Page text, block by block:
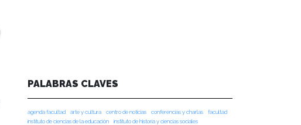
PALABRAS CLAVES
agenda facultad arte y cultura centro de noticias conferencias y charlas
facultad
instituto de ciencias de la educación
instituto de historia y ciencias sociales